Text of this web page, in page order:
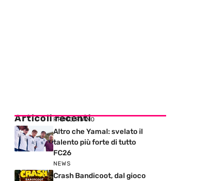
Articoli recenti
PRIMO PIANO
Altro che Yamal: svelato il
talento più forte di tutto
FC26
NEWS
Crash Bandicoot, dal gioco